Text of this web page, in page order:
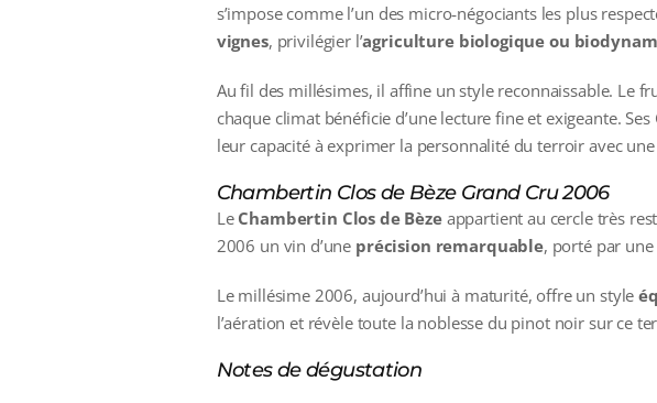
s’impose comme l’un des micro‑négociants les plus
vignes, privilégier l’agriculture biologique ou
Au fil des millésimes, il affine un style reconnaissable. Le
chaque climat bénéficie d’une lecture fine et exigeante.
leur capacité à exprimer la personnalité du terroir avec
Chambertin Clos de Bèze Grand Cru 2006
Le Chambertin Clos de Bèzeappartient au cercle très
2006 un vin d’une précision remarquable, porté par
Le millésime 2006, aujourd’hui à maturité, offre un style
l’aération et révèle toute la noblesse du pinot noir sur ce
Notes de dégustation